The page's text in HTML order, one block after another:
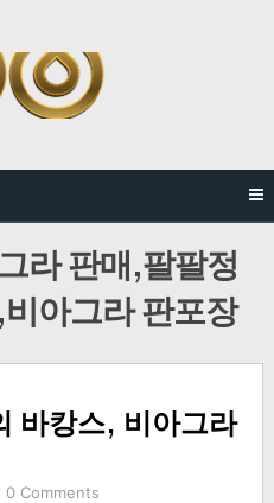
라 판매,팔팔정
아그라 판포장
바캉스, 비아그라
0 Comments